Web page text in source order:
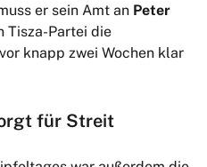
er sein Amt an Peter
Tisza-Partei die
knapp zwei Wochen klar
für Streit